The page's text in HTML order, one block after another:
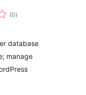
(0evaluación
total
)
database
manage